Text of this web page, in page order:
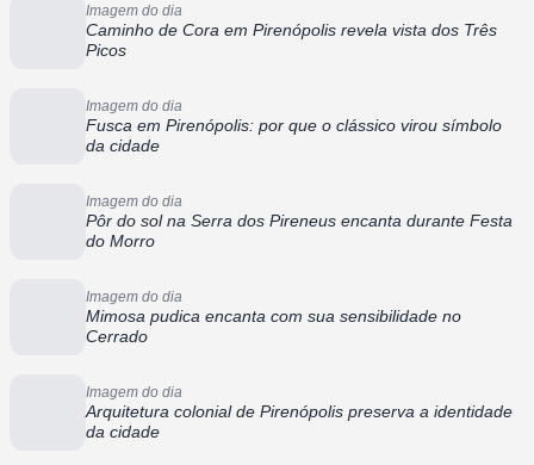
Imagem do dia
Caminho de Cora em Pirenópolis revela vista dos Três
Picos
Imagem do dia
Fusca em Pirenópolis: por que o clássico virou símbolo
da cidade
Imagem do dia
Pôr do sol na Serra dos Pireneus encanta durante Festa
do Morro
Imagem do dia
Mimosa pudica encanta com sua sensibilidade no
Cerrado
Imagem do dia
Arquitetura colonial de Pirenópolis preserva a identidade
da cidade